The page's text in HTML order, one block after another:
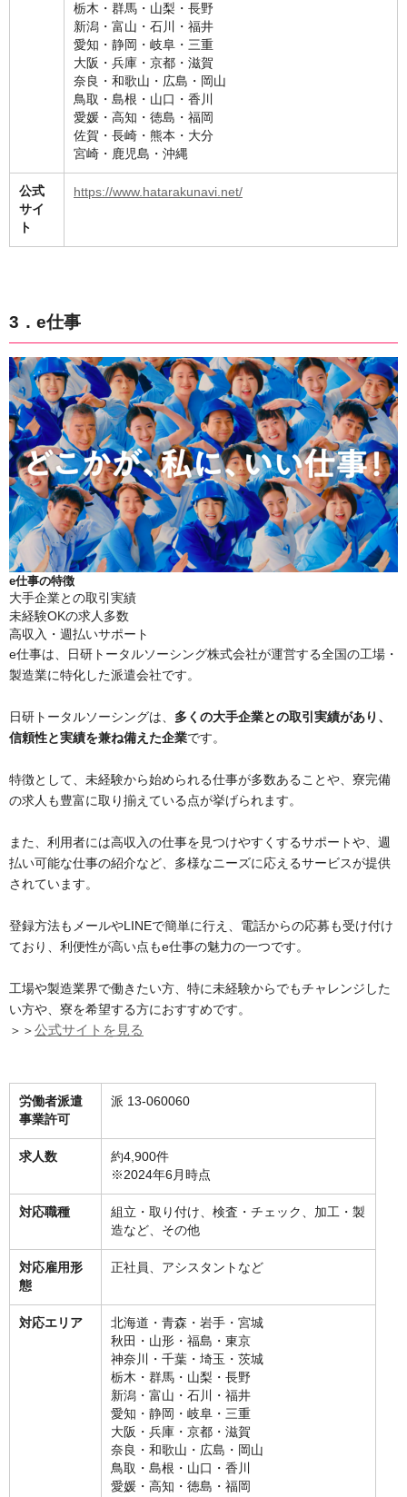
栃木・群馬・山梨・長野
新潟・富山・石川・福井
愛知・静岡・岐阜・三重
大阪・兵庫・京都・滋賀
奈良・和歌山・広島・岡山
鳥取・島根・山口・香川
愛媛・高知・徳島・福岡
佐賀・長崎・熊本・大分
宮崎・鹿児島・沖縄
公式
サイ
ト
https://www.hatarakunavi.net/
3．e仕事
e仕事の特徴
大手企業との取引実績
未経験OKの求人多数
高収入・週払いサポート
e仕事は、日研トータルソーシング株式会社が運営する全国の工場・
製造業に特化した派遣会社です。
日研トータルソーシングは、 多くの大手企業との取引実績があり、
信頼性と実績を兼ね備えた企業です。
特徴として、未経験から始められる仕事が多数あることや、寮完備
の求人も豊富に取り揃えている点が挙げられます。
また、利用者には高収入の仕事を見つけやすくするサポートや、週
払い可能な仕事の紹介など、多様なニーズに応えるサービスが提供
されています。
登録方法もメールやLINEで簡単に行え、電話からの応募も受け付け
ており、利便性が高い点もe仕事の魅力の一つです。
工場や製造業界で働きたい方、特に未経験からでもチャレンジした
い方や、寮を希望する方におすすめです。
＞＞公式サイトを見る
労働者派遣
事業許可
派 13-060060
求人数
約4,900件
※2024年6月時点
対応職種
組立・取り付け、検査・チェック、加工・製
造など、その他
対応雇用形
態
正社員、アシスタントなど
対応エリア
北海道・青森・岩手・宮城
秋田・山形・福島・東京
神奈川・千葉・埼玉・茨城
栃木・群馬・山梨・長野
新潟・富山・石川・福井
愛知・静岡・岐阜・三重
大阪・兵庫・京都・滋賀
奈良・和歌山・広島・岡山
鳥取・島根・山口・香川
愛媛・高知・徳島・福岡